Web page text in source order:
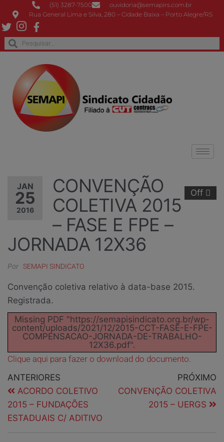
(51) 3287-7500
ouvidoria@semapirs.com.br
Rua General Lima e Silva, 280 – Cidade Baixa – Porto Alegre/RS
JAN
25
2016
Off
CONVENÇÃO
COLETIVA 2015
– FASE E FPE –
JORNADA 12X36
Por SEMAPI SINDICATO
Convenção coletiva relativo à data-base 2015.
Registrada.
Missing PDF "https://semapisindicato.org.br/wp-
content/uploads/2021/12/2015-CCT-FASE-E-FPE-
COMPENSACAO-JORNADA-DE-TRABALHO-
12X36.pdf".
Clique aqui para fazer o download do documento.
ANTERIORES
ACORDO COLETIVO
2015 – FUNDAÇÕES
ESTADUAIS C/ ADITIVO
PRÓXIMO
CONVENÇÃO COLETIVA
2015 – UERGS